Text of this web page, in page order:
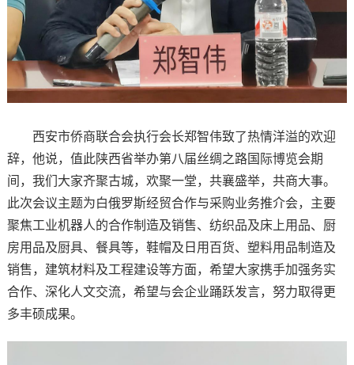
西安市侨商联合会执行会长郑智伟致了热情洋溢的欢迎
辞，他说，值此陕西省举办第八届丝绸之路国际博览会期
间，我们大家齐聚古城，欢聚一堂，共襄盛举，共商大事。
此次会议主题为白俄罗斯经贸合作与采购业务推介会，主要
聚焦工业机器人的合作制造及销售、纺织品及床上用品、厨
房用品及厨具、餐具等，鞋帽及日用百货、塑料用品制造及
销售，建筑材料及工程建设等方面，希望大家携手加强务实
合作、深化人文交流，希望与会企业踊跃发言，努力取得更
多丰硕成果。